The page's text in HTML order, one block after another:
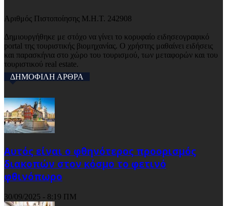
Αριθμός Πιστοποίησης Μ.Η.Τ. 242908
Δημιουργήθηκε με στόχο να γίνει το κορυφαίο ειδησεογραφικό
portal της τουριστικής βιομηχανίας. Ο χρήστης μαθαίνει ειδήσεις
και παρασκήνια στο χώρο του τουρισμού, των μεταφορών και του
τουριστικού real estate.
ΔΗΜΟΦΙΛΗ ΑΡΘΡΑ
Αυτός είναι ο φθηνότερος προορισμός
διακοπών στον κόσμο το φετινό
φθινόπωρο
30/09/2025 - 8:19 ΠΜ